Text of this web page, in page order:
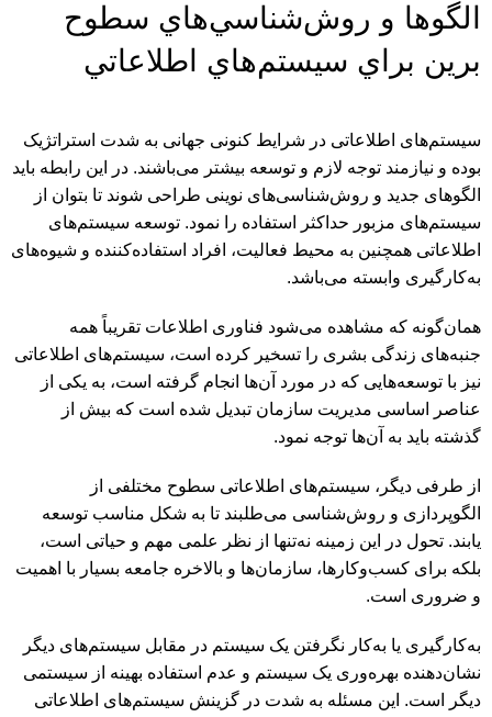
الگوها و روش‌شناسي‌هاي سطوح
برين براي سيستم‌هاي اطلاعاتي
سیستم‌های اطلاعاتی در شرایط کنونی جهانی به شدت استراتژیک
بوده و نیازمند توجه لازم و توسعه بیشتر می‌باشند. در این رابطه باید
الگوهای جدید و روش‌شناسی‌های نوینی طراحی شوند تا بتوان از
سیستم‌های مزبور حداکثر استفاده را نمود. توسعه سیستم‌های
اطلاعاتی همچنین به محیط فعالیت، افراد استفاده‌کننده و شیوه‌های
به‌کارگیری وابسته می‌باشد.
همان‌گونه که مشاهده می‌شود فناوری اطلاعات تقریباً همه
جنبه‌های زندگی بشری را تسخیر کرده است، سیستم‌های اطلاعاتی
نیز با توسعه‌هایی که در مورد آن‌ها انجام گرفته است، به یکی از
عناصر اساسی مدیریت سازمان تبدیل شده است که بیش از
گذشته باید به آن‌ها توجه نمود.
از طرفی دیگر، سیستم‌های اطلاعاتی سطوح مختلفی از
الگوپردازی و روش‌شناسی می‌طلبند تا به شکل مناسب توسعه
یابند. تحول در این زمینه نه‌تنها از نظر علمی مهم و حیاتی است،
بلکه برای کسب‌و‌کارها، سازمان‌ها و بالاخره جامعه بسیار با اهمیت
و ضروری است.
به‌کارگیری یا به‌کار نگرفتن یک سیستم در مقابل سیستم‌های دیگر
نشان‌دهنده بهره‌وری یک سیستم و عدم استفاده بهینه از سیستمی
دیگر است. این مسئله به شدت در گزینش سیستم‌های اطلاعاتی